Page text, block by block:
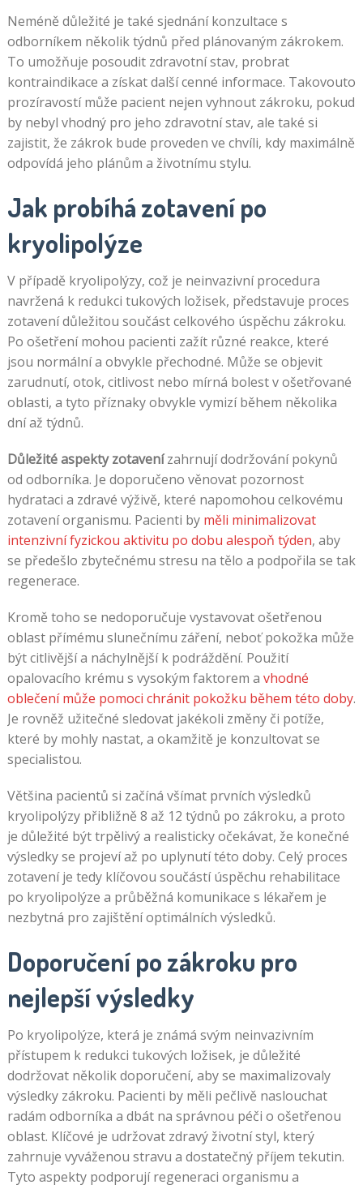
Neméně důležité je také sjednání konzultace s
odborníkem několik týdnů před plánovaným zákrokem.
To umožňuje posoudit zdravotní stav, probrat
kontraindikace a získat další cenné informace. Takovouto
prozíravostí může pacient nejen vyhnout zákroku, pokud
by nebyl vhodný pro jeho zdravotní stav, ale také si
zajistit, že zákrok bude proveden ve chvíli, kdy maximálně
odpovídá jeho plánům a životnímu stylu.
Jak probíhá zotavení po
kryolipolýze
V případě kryolipolýzy, což je neinvazivní procedura
navržená k redukci tukových ložisek, představuje proces
zotavení důležitou součást celkového úspěchu zákroku.
Po ošetření mohou pacienti zažít různé reakce, které
jsou normální a obvykle přechodné. Může se objevit
zarudnutí, otok, citlivost nebo mírná bolest v ošetřované
oblasti, a tyto příznaky obvykle vymizí během několika
dní až týdnů.
Důležité aspekty zotavenízahrnují dodržování pokynů
od odborníka. Je doporučeno věnovat pozornost
hydrataci a zdravé výživě, které napomohou celkovému
zotavení organismu. Pacienti by měli minimalizovat
intenzivní fyzickou aktivitu po dobu alespoň týden, aby
se předešlo zbytečnému stresu na tělo a podpořila se tak
regenerace.
Kromě toho se nedoporučuje vystavovat ošetřenou
oblast přímému slunečnímu záření, neboť pokožka může
být citlivější a náchylnější k podráždění. Použití
opalovacího krému s vysokým faktorem a vhodné
oblečení může pomoci chránit pokožku během této doby.
Je rovněž užitečné sledovat jakékoli změny či potíže,
které by mohly nastat, a okamžitě je konzultovat se
specialistou.
Většina pacientů si začíná všímat prvních výsledků
kryolipolýzy přibližně 8 až 12 týdnů po zákroku, a proto
je důležité být trpělivý a realisticky očekávat, že konečné
výsledky se projeví až po uplynutí této doby. Celý proces
zotavení je tedy klíčovou součástí úspěchu rehabilitace
po kryolipolýze a průběžná komunikace s lékařem je
nezbytná pro zajištění optimálních výsledků.
Doporučení po zákroku pro
nejlepší výsledky
Po kryolipolýze, která je známá svým neinvazivním
přístupem k redukci tukových ložisek, je důležité
dodržovat několik doporučení, aby se maximalizovaly
výsledky zákroku. Pacienti by měli pečlivě naslouchat
radám odborníka a dbát na správnou péči o ošetřenou
oblast. Klíčové je udržovat zdravý životní styl, který
zahrnuje vyváženou stravu a dostatečný příjem tekutin.
Tyto aspekty podporují regeneraci organismu a